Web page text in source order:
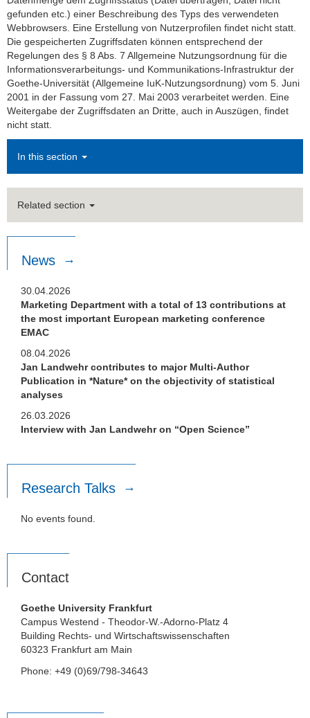
gefunden etc.) einer Beschreibung des Typs des verwendeten
Webbrowsers. Eine Erstellung von Nutzerprofilen findet nicht statt.
Die gespeicherten Zugriffsdaten können entsprechend der
Regelungen des § 8 Abs. 7 Allgemeine Nutzungsordnung für die
Informationsverarbeitungs- und Kommunikations-Infrastruktur der
Goethe-Universität (Allgemeine IuK-Nutzungsordnung) vom 5. Juni
2001 in der Fassung vom 27. Mai 2003 verarbeitet werden. Eine
Weitergabe der Zugriffsdaten an Dritte, auch in Auszügen, findet
nicht statt.
In this section
Related section
News
30.04.2026
Marketing Department with a total of 13 contributions at
the most important European marketing conference
EMAC
08.04.2026
Jan Landwehr contributes to major Multi-Author
Publication in *Nature* on the objectivity of statistical
analyses
26.03.2026
Interview with Jan Landwehr on “Open Science”
Research Talks
No events found.
Contact
Goethe University Frankfurt
Campus Westend - Theodor-W.-Adorno-Platz 4
Building Rechts- und Wirtschaftswissenschaften
60323 Frankfurt am Main
Phone: +49 (0)69/798-34643